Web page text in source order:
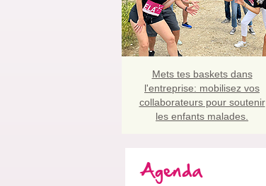
Mets tes baskets dans
l'entreprise: mobilisez vos
collaborateurs pour soutenir
les enfants malades.
Agenda